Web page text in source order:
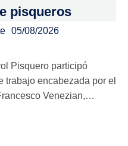
pisqueros
05/08/2026
Pisquero participó
trabajo encabezada por el
Venezian,…